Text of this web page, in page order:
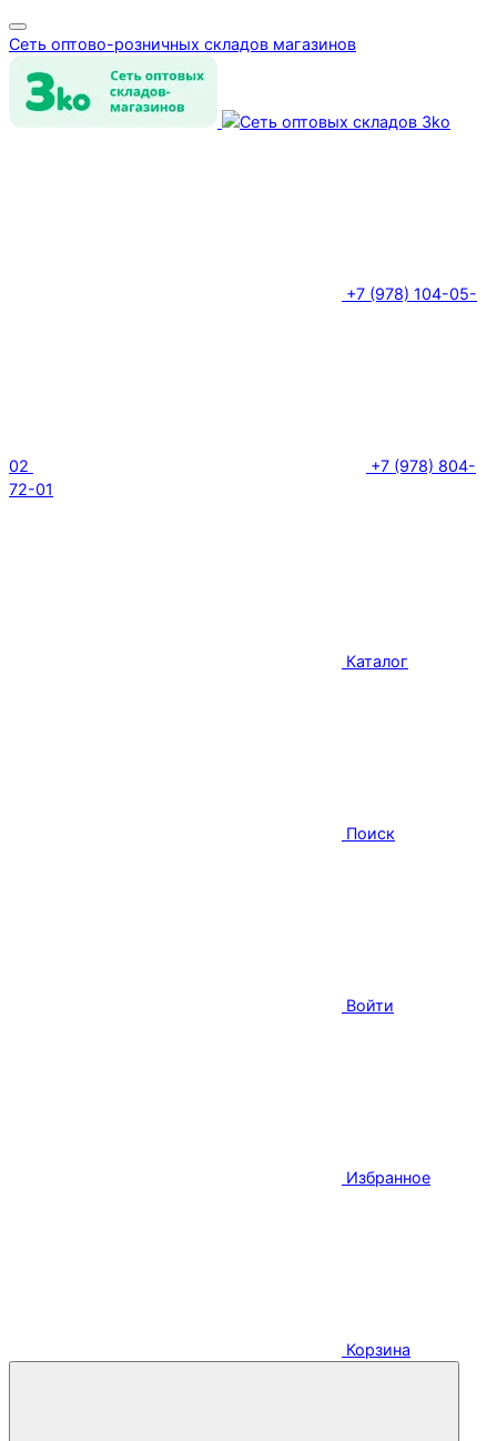
Сеть оптово-розничных складов магазинов
+7 (978) 104-05-
02
+7 (978) 804-
72-01
Каталог
Поиск
Войти
Избранное
Корзина